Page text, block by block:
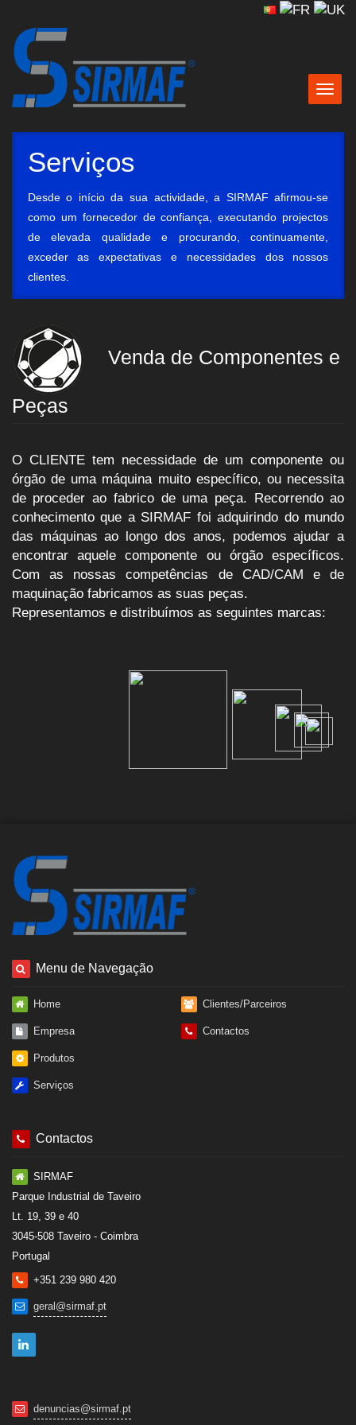
Serviços
Desde o início da sua actividade, a SIRMAF afirmou-se
como um fornecedor de confiança, executando projectos
de elevada qualidade e procurando, continuamente,
exceder as expectativas e necessidades dos nossos
clientes.
Venda de Componentes e
Peças
O CLIENTE tem necessidade de um componente ou
órgão de uma máquina muito específico, ou necessita
de proceder ao fabrico de uma peça. Recorrendo ao
conhecimento que a SIRMAF foi adquirindo do mundo
das máquinas ao longo dos anos, podemos ajudar a
encontrar aquele componente ou órgão específicos.
Com as nossas competências de CAD/CAM e de
maquinação fabricamos as suas peças.
Representamos e distribuímos as seguintes marcas:
Menu de Navegação
Home
Empresa
Produtos
Serviços
Clientes/Parceiros
Contactos
Contactos
SIRMAF
Parque Industrial de Taveiro
Lt. 19, 39 e 40
3045-508 Taveiro - Coimbra
Portugal
+351 239 980 420
geral@sirmaf.pt
denuncias@sirmaf.pt